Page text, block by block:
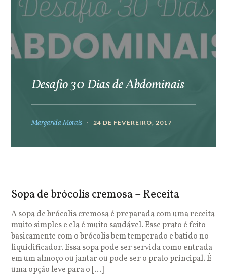
Desafio 30 Dias de Abdominais
Margarida Morais 24 DE FEVEREIRO, 2017
Sopa de brócolis cremosa – Receita
A sopa de brócolis cremosa é preparada com uma receita
muito simples e ela é muito saudável. Esse prato é feito
basicamente com o brócolis bem temperado e batido no
liquidificador. Essa sopa pode ser servida como entrada
em um almoço ou jantar ou pode ser o prato principal. É
uma opção leve para o […]